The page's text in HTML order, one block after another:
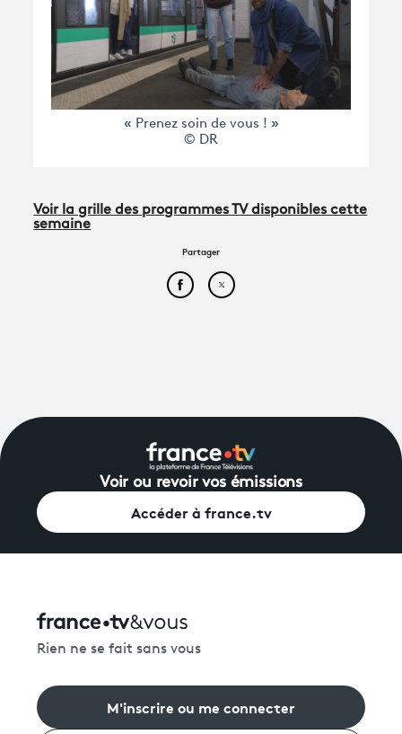
« Prenez soin de vous ! »
© DR
Voir la grille des programmes TV disponibles cette
semaine
Partager
Partager cet article sur
Partager cet article sur
Voir ou revoir vos émissions
Accéder à france.tv
Rien ne se fait sans vous
M'inscrire ou me connecter